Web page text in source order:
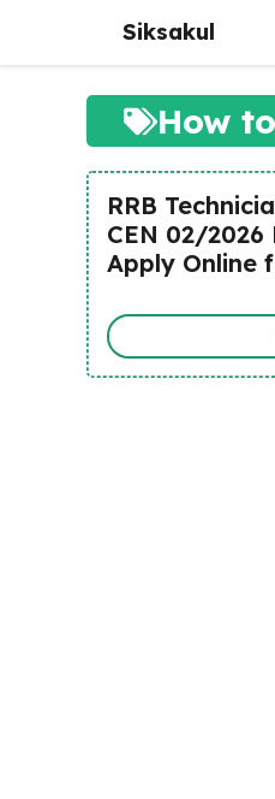
content
Siksakul
How
RRB
CEN 02/
Apply Online